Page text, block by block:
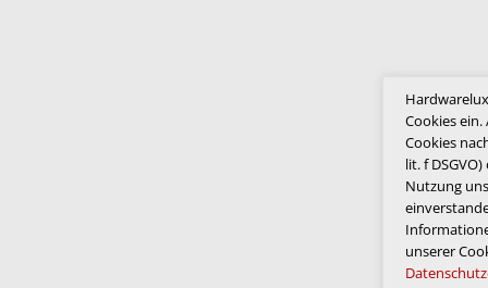
Cookies
Cookies
lit. f
Nutzung
unserer